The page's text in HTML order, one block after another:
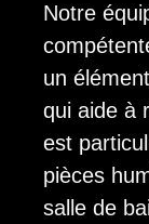
Notre
un
qui aide à
est
pièces
salle de